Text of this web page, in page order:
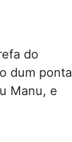
do
dum
Manu, e